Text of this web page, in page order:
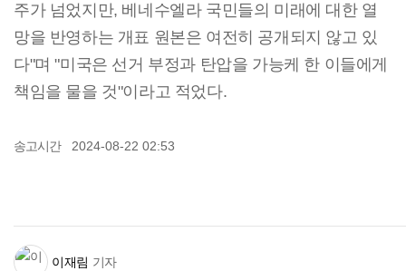
주가 넘었지만, 베네수엘라 국민들의 미래에 대한 열
망을 반영하는 개표 원본은 여전히 공개되지 않고 있
다"며 "미국은 선거 부정과 탄압을 가능케 한 이들에게
책임을 물을 것"이라고 적었다.
송고시간 2024-08-22 02:53
이재림 기자